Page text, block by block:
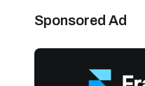
Sponsored Ad